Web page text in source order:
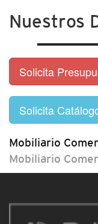
Nuestros
Solicita
Solicita
Mobiliario
Mobiliario